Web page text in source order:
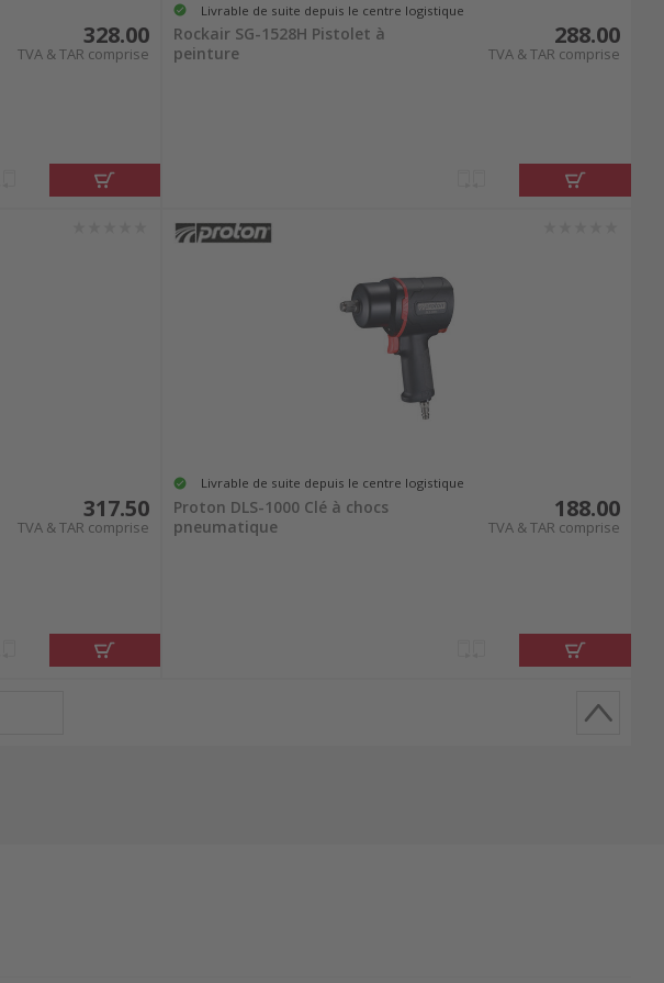
328.00
TVA & TAR comprise
Livrable de suite depuis le centre logistique
Rockair SG-1528H Pistolet à
peinture
288.00
TVA & TAR comprise
317.50
TVA & TAR comprise
Livrable de suite depuis le centre logistique
Proton DLS-1000 Clé à chocs
pneumatique
188.00
TVA & TAR comprise